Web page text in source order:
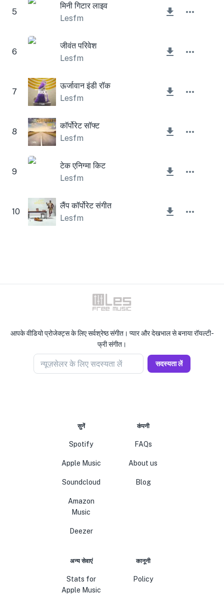
5
मिनी गिटार लाइव
Lesfm
6
जीवंत परिवेश
Lesfm
7
ऊर्जावान इंडी रॉक
Lesfm
8
कॉर्पोरेट सॉफ्ट
Lesfm
9
टेक एनिग्मा किट
Lesfm
10
लैंप कॉर्पोरेट संगीत
Lesfm
आपके वीडियो प्रोजेक्ट्स के लिए सर्वश्रेष्ठ संगीत। प्यार और देखभाल से बनाया रॉयल्टी-
फ्री संगीत।
न्यूज़सेलर के लिए सदस्यता लें सदस्यता लें
सुनें
Spotify
Apple Music
Soundcloud
Amazon
Music
Deezer
कंपनी
FAQs
About us
Blog
अन्य सेवाएं
Stats for
Apple Music
कानूनी
Policy